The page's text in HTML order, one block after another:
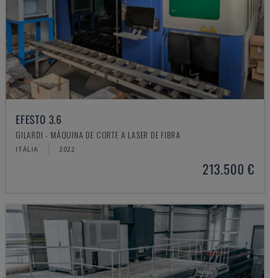
EFESTO 3.6
GILARDI - MÁQUINA DE CORTE A LASER DE FIBRA
ITÁLIA 2022
213.500 €